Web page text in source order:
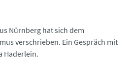
Nürnberg hat sich dem
verschrieben. Ein Gespräch mit
Haderlein.